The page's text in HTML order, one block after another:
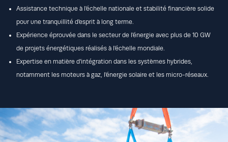
Assistance technique à l'échelle nationale et stabilité financière solide
pour une tranquillité d'esprit à long terme.
Expérience éprouvée dans le secteur de l'énergie avec plus de 10 GW
de projets énergétiques réalisés à l'échelle mondiale.
Expertise en matière d'intégration dans les systèmes hybrides,
notamment les moteurs à gaz, l'énergie solaire et les micro-réseaux.